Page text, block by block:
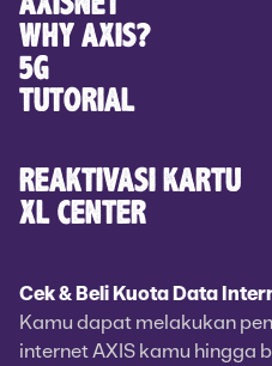
AXISNET
WHY AXIS?
5G
TUTORIAL
REAKTIVASI KARTU
XL CENTER
Cek & Beli Kuota Data
Kamu dapat melakukan
internet AXIS kamu hingga